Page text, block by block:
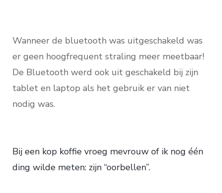
Wanneer de bluetooth was uitgeschakeld was
er geen hoogfrequent straling meer meetbaar!
De Bluetooth werd ook uit geschakeld bij zijn
tablet en laptop als het gebruik er van niet
nodig was.
Bij een kop koffie vroeg mevrouw of ik nog één
ding wilde meten: zijn “oorbellen”.